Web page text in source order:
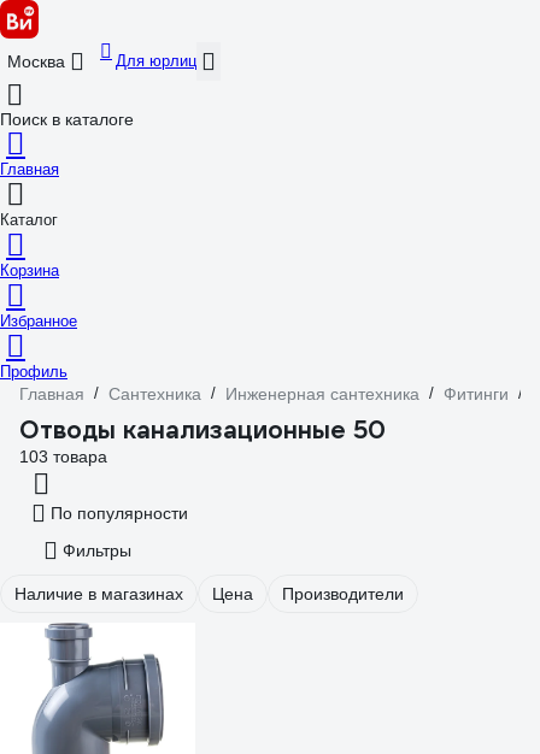
Москва Для юрлиц
Поиск в каталоге
Главная
Каталог
Корзина
Избранное
Профиль
Главная / Сантехника / Инженерная сантехника / Фитинги /
Отводы канализационные 50
103 товара
По популярности
Фильтры
Наличие в магазинах Цена Производители